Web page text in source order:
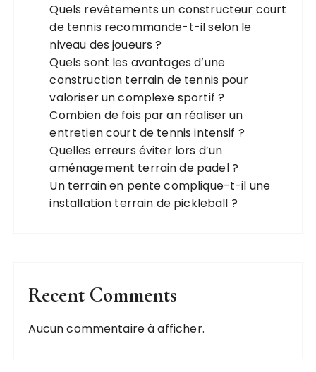
Quels revêtements un constructeur court
de tennis recommande-t-il selon le
niveau des joueurs ?
Quels sont les avantages d’une
construction terrain de tennis pour
valoriser un complexe sportif ?
Combien de fois par an réaliser un
entretien court de tennis intensif ?
Quelles erreurs éviter lors d’un
aménagement terrain de padel ?
Un terrain en pente complique-t-il une
installation terrain de pickleball ?
Recent Comments
Aucun commentaire à afficher.